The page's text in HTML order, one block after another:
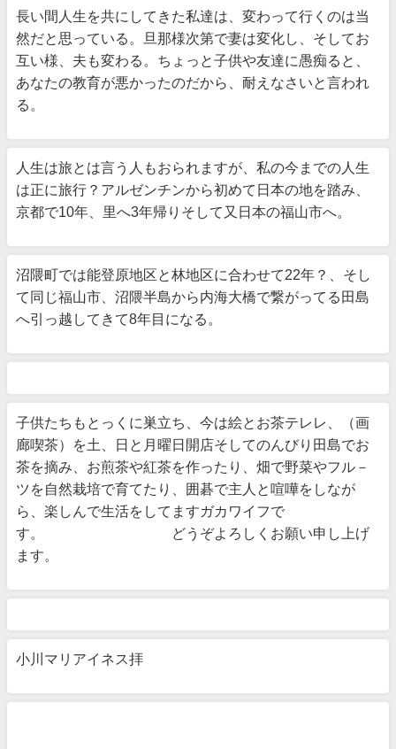
長い間人生を共にしてきた私達は、変わって行くのは当
然だと思っている。旦那様次第で妻は変化し、そしてお
互い様、夫も変わる。ちょっと子供や友達に愚痴ると、
あなたの教育が悪かったのだから、耐えなさいと言われ
る。
人生は旅とは言う人もおられますが、私の今までの人生
は正に旅行？アルゼンチンから初めて日本の地を踏み、
京都で10年、里へ3年帰りそして又日本の福山市へ。
沼隈町では能登原地区と林地区に合わせて22年？、そし
て同じ福山市、沼隈半島から内海大橋で繋がってる田島
へ引っ越してきて8年目になる。
子供たちもとっくに巣立ち、今は絵とお茶テレレ、（画
廊喫茶）を土、日と月曜日開店そしてのんびり田島でお
茶を摘み、お煎茶や紅茶を作ったり、畑で野菜やフル－
ツを自然栽培で育てたり、囲碁で主人と喧嘩をしなが
ら、楽しんで生活をしてますガカワイフで
す。 どうぞよろしくお願い申し上げ
ます。
小川マリアイネス拝